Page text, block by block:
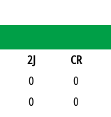
2J CR
0 0
0 0